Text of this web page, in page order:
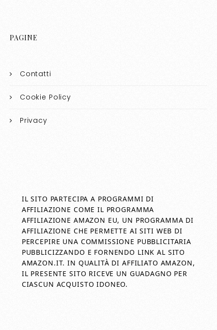
PAGINE
Contatti
Cookie Policy
Privacy
IL SITO PARTECIPA A PROGRAMMI DI
AFFILIAZIONE COME IL PROGRAMMA
AFFILIAZIONE AMAZON EU, UN PROGRAMMA DI
AFFILIAZIONE CHE PERMETTE AI SITI WEB DI
PERCEPIRE UNA COMMISSIONE PUBBLICITARIA
PUBBLICIZZANDO E FORNENDO LINK AL SITO
AMAZON.IT. IN QUALITÀ DI AFFILIATO AMAZON,
IL PRESENTE SITO RICEVE UN GUADAGNO PER
CIASCUN ACQUISTO IDONEO.